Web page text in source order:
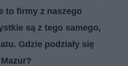
to firmy z naszego
są z tego samego,
Gdzie podziały się